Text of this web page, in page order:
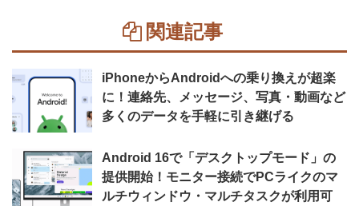
関連記事
iPhoneからAndroidへの乗り換えが超楽
に！連絡先、メッセージ、写真・動画など
多くのデータを手軽に引き継げる
Android 16で「デスクトップモード」の
提供開始！モニター接続でPCライクのマ
ルチウィンドウ・マルチタスクが利用可